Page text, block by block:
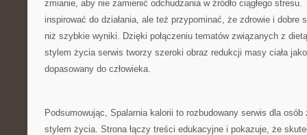
zmianie, aby nie zamienić odchudzania w źródło ciągłego
inspirować do działania, ale też przypominać, że zdrowie i dobre
niż szybkie wyniki. Dzięki połączeniu tematów związanych z
stylem życia serwis tworzy szeroki obraz redukcji masy ciała
dopasowany do człowieka.
Podsumowując, Spalarnia kalorii to rozbudowany serwis dla
stylem życia. Strona łączy treści edukacyjne i pokazuje, że